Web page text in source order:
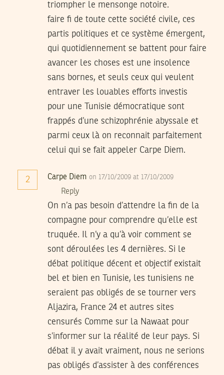
triompher le mensonge notoire.
faire fi de toute cette société civile, ces
partis politiques et ce système émergent,
qui quotidiennement se battent pour faire
avancer les choses est une insolence
sans bornes, et seuls ceux qui veulent
entraver les louables efforts investis
pour une Tunisie démocratique sont
frappés d’une schizophrénie abyssale et
parmi ceux là on reconnait parfaitement
celui qui se fait appeler Carpe Diem.
2 Carpe Diem on 17/10/2009 at 17/10/2009
Reply
On n’a pas besoin d’attendre la fin de la
compagne pour comprendre qu’elle est
truquée. Il n’y a qu’à voir comment se
sont déroulées les 4 dernières. Si le
débat politique décent et objectif existait
bel et bien en Tunisie, les tunisiens ne
seraient pas obligés de se tourner vers
Aljazira, France 24 et autres sites
censurés Comme sur la Nawaat pour
s’informer sur la réalité de leur pays. Si
débat il y avait vraiment, nous ne serions
pas obligés d’assister à des conférences